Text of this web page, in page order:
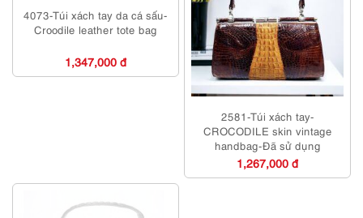
4073-Túi xách tay da cá sấu-
Croodile leather tote bag
1,347,000 đ
2581-Túi xách tay-
CROCODILE skin vintage
handbag-Đã sử dụng
1,267,000 đ